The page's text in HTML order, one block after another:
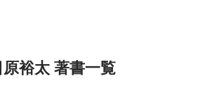
原裕太 著書一覧